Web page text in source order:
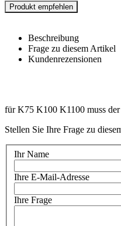
Beschreibung
Frage zu diesem Artikel
Kundenrezensionen
für K75 K100 K1100 muss
Stellen Sie Ihre Frage zu
Ihr Name
Ihre E-Mail-Adresse
Ihre Frage